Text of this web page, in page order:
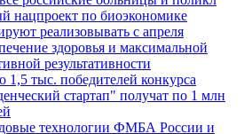
нацпроект по биоэкономике
реализовывать с апреля
здоровья и максимальной
результативности
1,5 тыс. победителей конкурса
стартап" получат по 1 млн
технологии ФМБА России и